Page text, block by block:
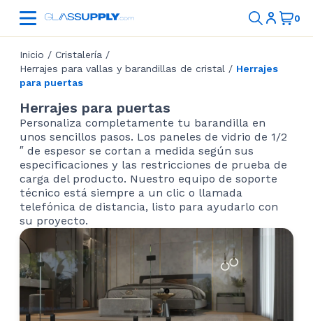
Inicio / Cristalería /
Herrajes para vallas y barandillas de cristal / Herrajes
para puertas
Herrajes para puertas
Personaliza completamente tu barandilla en
unos sencillos pasos. Los paneles de vidrio de 1/2
″ de espesor se cortan a medida según sus
especificaciones y las restricciones de prueba de
carga del producto. Nuestro equipo de soporte
técnico está siempre a un clic o llamada
telefónica de distancia, listo para ayudarlo con
su proyecto.